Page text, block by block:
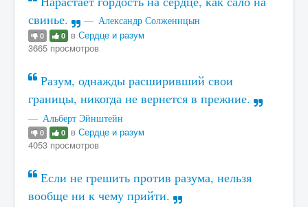
свинье.
Александр Солженицын
0 0 в Сердце и разум
3665 просмотров
Разум, однажды расширивший свои
границы, никогда не вернется в прежние.
Альберт Эйнштейн
0 0 в Сердце и разум
4053 просмотров
Если не грешить против разума, нельзя
вообще ни к чему прийти.